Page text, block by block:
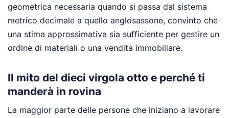
geometrica necessaria quando si passa dal sistema
metrico decimale a quello anglosassone, convinto che
una stima approssimativa sia sufficiente per gestire un
ordine di materiali o una vendita immobiliare.
Il mito del dieci virgola otto e perché ti
manderà in rovina
La maggior parte delle persone che iniziano a lavorare